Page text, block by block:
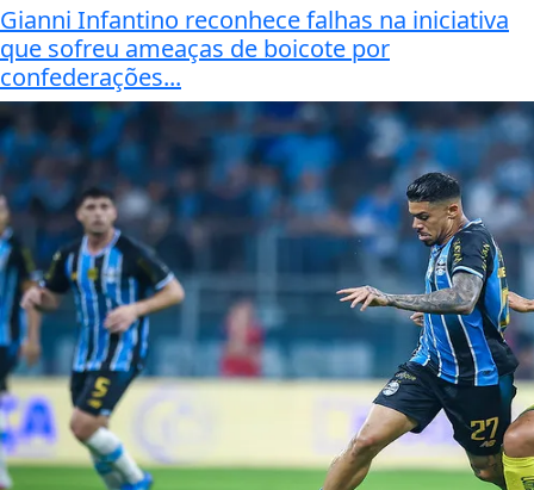
Gianni Infantino reconhece falhas na iniciativa
que sofreu ameaças de boicote por
confederações...